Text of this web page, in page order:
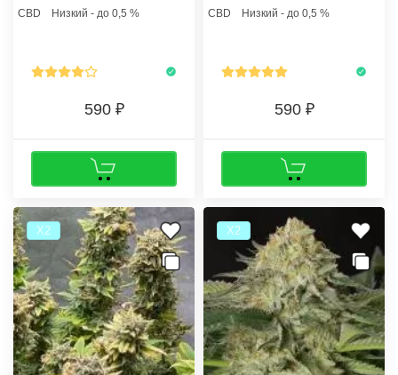
CBD Низкий - до 0,5 %
590
SCROG, а также любят
CBD Низкий - до 0,5 %
590
Х2 Х2